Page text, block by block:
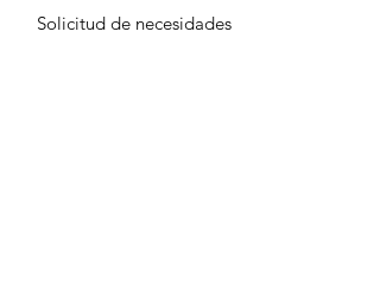
Solicitud de necesidades